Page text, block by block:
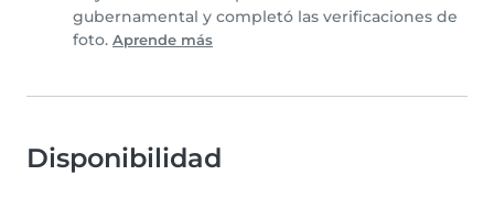
gubernamental y completó las verificaciones de
foto. Aprende más
Disponibilidad